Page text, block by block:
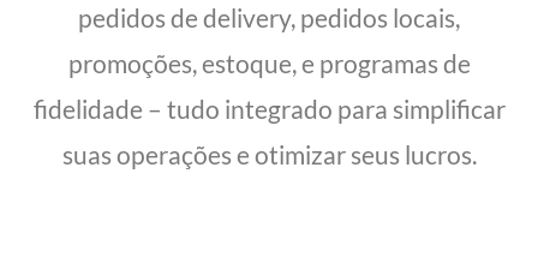
pedidos de delivery, pedidos locais,
promoções, estoque, e programas de
fidelidade – tudo integrado para simplificar
suas operações e otimizar seus lucros.